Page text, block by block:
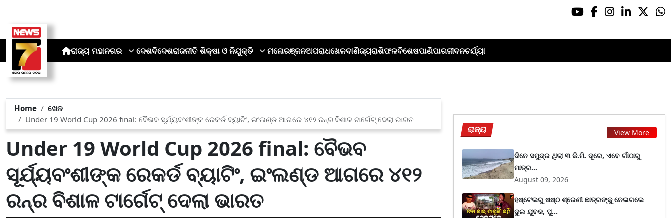
ରାଜ୍ୟ ମହାନଗର ଦେଶବିଦେଶରାଜନୀତି ଶିକ୍ଷା ଓ ନିଯୁକ୍ତି ମନୋରଞ୍ଜନଅପରାଧଖେଳବାଣିଜ୍ୟରାଶିଫଳବିଶେଷପାଣିପାଗଜୀବନଚର୍ଯ୍ୟା
Home
ଖେଳ
Under 19 World Cup 2026 final: ବୈଭବ ସୂର୍ଯ୍ୟବଂଶୀଙ୍କ ରେକର୍ଡ ବ୍ୟାଟିଂ, ଇଂଲଣ୍ଡ ଆଗରେ ୪୧୨ ରନ୍‌ର ବିଶାଳ ଟାର୍ଗେଟ୍ ଦେଲା ଭାରତ
Under 19 World Cup 2026 final: ବୈଭବ
ସୂର୍ଯ୍ୟବଂଶୀଙ୍କ ରେକର୍ଡ ବ୍ୟାଟିଂ, ଇଂଲଣ୍ଡ ଆଗରେ ୪୧୨
ରନ୍‌ର ବିଶାଳ ଟାର୍ଗେଟ୍ ଦେଲା ଭାରତ
ରାଜ୍ୟ View More
ଦିନେ ସମୁଦ୍ର ଥିଲା ୩ କି.ମି. ଦୂରେ, ଏବେ ଗାଁଠାରୁ
ମାତ୍ର...
August 09, 2026
ହଷ୍ଟେଲରୁ ଷଷ୍ଠ ଶ୍ରେଣୀ ଛାତ୍ରଙ୍କୁ ନେଇଗଲେ
ଦୁଇ ଯୁବକ, ପୁ...